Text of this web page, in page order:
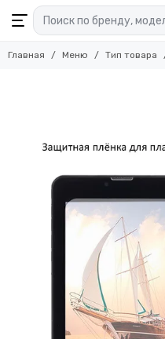
Главная Меню Тип товара